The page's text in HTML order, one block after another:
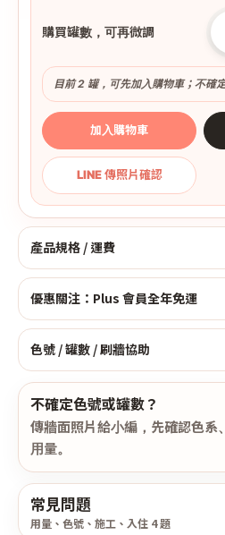
購買罐數，可再微調
目前 2 罐，可先加入購物車；不確
加入購物車
LINE 傳照片確認
產品規格 / 運費
優惠關注：Plus 會員全年免運
色號 / 罐數 / 刷牆協助
不確定色號或罐數？
傳牆面照片給小編，先確認色系
用量。
常見問題
用量、色號、施工、入住 4 題